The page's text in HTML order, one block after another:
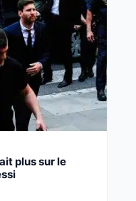
plus sur le